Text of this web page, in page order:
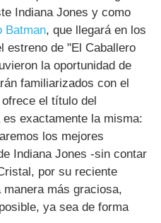
Indiana Jones y como
Batman, que llegará en los
estreno de "El Caballero
la oportunidad de
familiarizados con el
el título del
exactamente la misma:
los mejores
Indiana Jones -sin contar
por su reciente
más graciosa,
ya sea de forma